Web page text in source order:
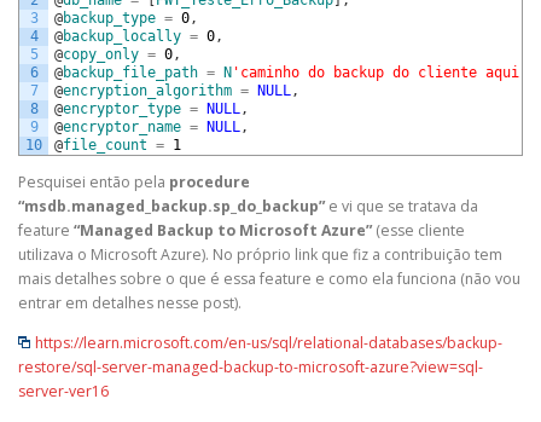
3
4
5
6
7
8
9
10
@backup_type = 0 ,
@backup_locally = 0 ,
@copy_only = 0 ,
@backup_file_path = N 'caminho do backup do cliente aqui'
@encryption_algorithm = NULL ,
@encryptor_type = NULL ,
@encryptor_name = NULL ,
@file_count = 1
Pesquisei então pela procedure
“msdb.managed_backup.sp_do_backup”e vi que se tratava da
feature “Managed Backup to Microsoft Azure”(esse cliente
utilizava o Microsoft Azure). No próprio link que fiz a contribuição tem
mais detalhes sobre o que é essa feature e como ela funciona (não vou
entrar em detalhes nesse post).
https://learn.microsoft.com/en-us/sql/relational-databases/backup-
restore/sql-server-managed-backup-to-microsoft-azure?view=sql-
server-ver16